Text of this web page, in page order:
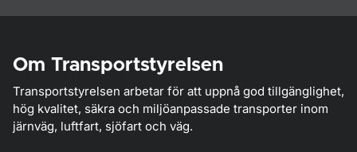
Om Transportstyrelsen
Transportstyrelsen arbetar för att uppnå god tillgänglighet,
hög kvalitet, säkra och miljöanpassade transporter inom
järnväg, luftfart, sjöfart och väg.